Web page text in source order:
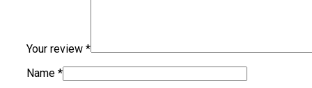
Your review *
Name *